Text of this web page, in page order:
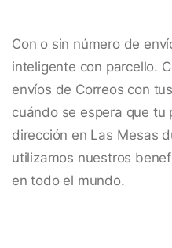
Con o sin número de
inteligente con parcello.
envíos de Correos con
cuándo se espera que tu
dirección en Las Mesas
utilizamos nuestros
en todo el mundo.